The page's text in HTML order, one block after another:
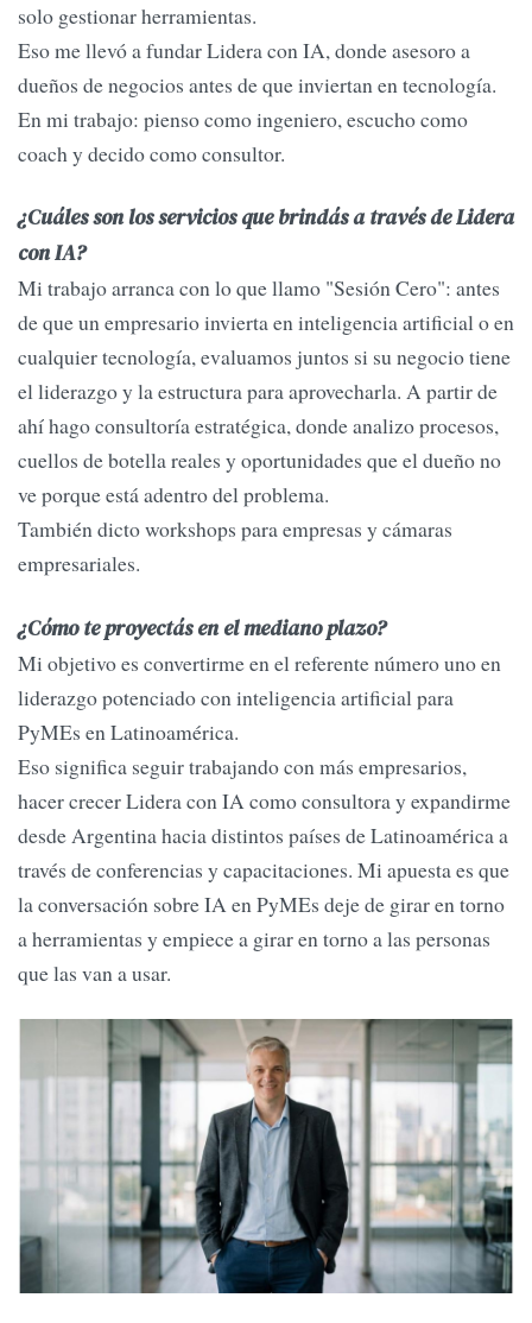
solo gestionar herramientas.
Eso me llevó a fundar Lidera con IA, donde asesoro a
dueños de negocios antes de que inviertan en tecnología.
En mi trabajo: pienso como ingeniero, escucho como
coach y decido como consultor.
¿Cuáles son los servicios que brindása través de Lidera
con IA?
Mi trabajo arranca con lo que llamo "Sesión Cero": antes
de que un empresario invierta en inteligencia artificial o en
cualquier tecnología, evaluamos juntos si su negocio tiene
el liderazgo y la estructura para aprovecharla. A partir de
ahí hago consultoría estratégica, donde analizo procesos,
cuellos de botella reales y oportunidades que el dueño no
ve porque está adentro del problema.
También dicto workshops para empresas y cámaras
empresariales.
¿Cómo te proyectás en el mediano plazo?
Mi objetivo es convertirme en el referente número uno en
liderazgo potenciado con inteligencia artificial para
PyMEs en Latinoamérica.
Eso significa seguir trabajando con más empresarios,
hacer crecer Lidera con IA como consultora y expandirme
desde Argentina hacia distintos países de Latinoamérica a
través de conferencias y capacitaciones. Mi apuesta es que
la conversación sobre IA en PyMEs deje de girar en torno
a herramientas y empiece a girar en torno a las personas
que las van a usar.